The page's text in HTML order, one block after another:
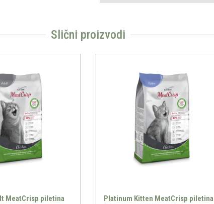
Slični proizvodi
MeatCrisp piletina
Platinum Kitten MeatCrisp piletina